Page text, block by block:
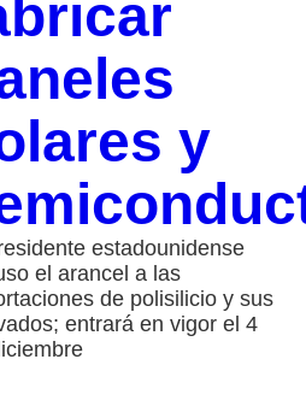
y
estadounidense
el arancel a las
de polisilicio y sus
entrará en vigor el 4